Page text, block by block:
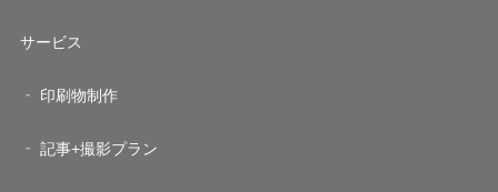
サービス
印刷物制作
記事+撮影プラン